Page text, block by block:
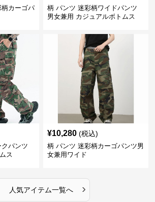
カーゴパ
柄 パンツ 迷彩柄ワイドパンツ
男女兼用 カジュアルボトムス
パンツ
ス
¥10,280 (税込)
柄 パンツ 迷彩柄カーゴパンツ男
女兼用ワイド
人気アイテム一覧へ ›